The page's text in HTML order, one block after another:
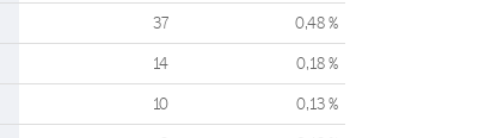
37 0,48 %
14 0,18 %
10 0,13 %